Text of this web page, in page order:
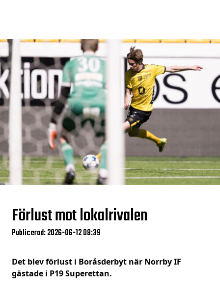
Förlust mot lokalrivalen
Publicerad: 2026-06-12 08:39
Det blev förlust i Boråsderbyt när Norrby IF
gästade i P19 Superettan.